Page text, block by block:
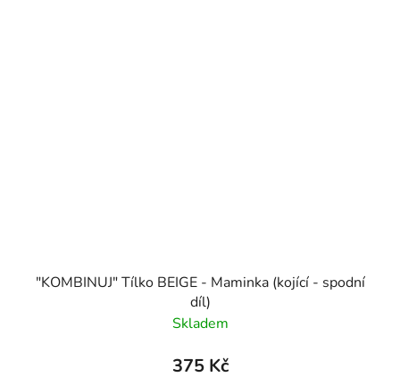
"KOMBINUJ" Tílko BEIGE - Maminka (kojící - spodní
díl)
Skladem
375 Kč